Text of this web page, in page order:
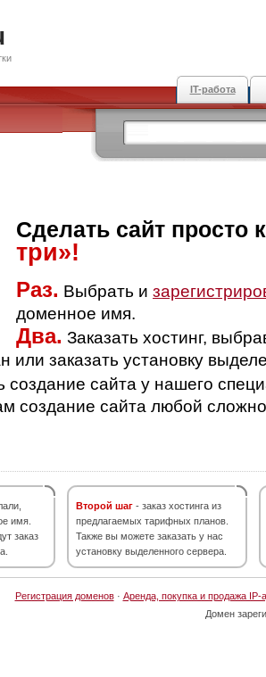
IT-работа
Сделать сайт просто
три»!
Раз. Выбрать и
доменное имя.
Два. Заказать хостинг,
или заказать установку
создание сайта у нашего
создание сайта любой
имя.
заказ
Второй шаг - заказ хостинга из
предлагаемых тарифных планов.
Также вы можете заказать у нас
установку выделенного сервера.
Регистрация доменов· Аренда, покупка и продажа IP-
Домен